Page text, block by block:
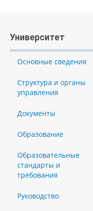
Университет
Основные сведения
Структура и органы
управления
Документы
Образование
Образовательные
стандарты и
требования
Руководство